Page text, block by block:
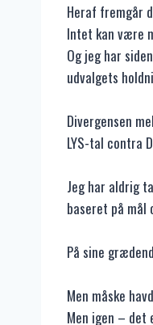
Heraf fremgår
Intet kan være
Og jeg har
udvalgets
Divergensen
LYS-tal contra
Jeg har aldrig
baseret på mål
På sine
Men måske
Men igen –